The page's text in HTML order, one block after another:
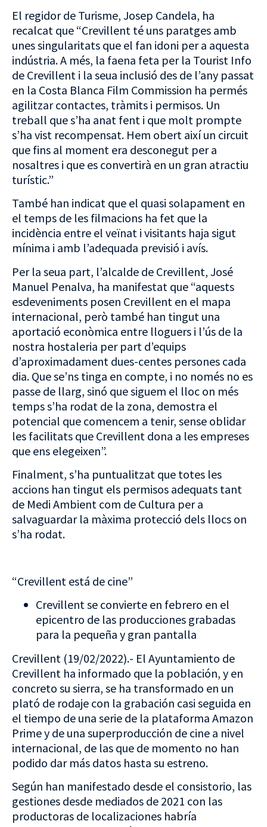
El regidor de Turisme, Josep Candela, ha
recalcat que “Crevillent té uns paratges amb
unes singularitats que el fan idoni per a aquesta
indústria. A més, la faena feta per la Tourist Info
de Crevillent i la seua inclusió des de l’any passat
en la Costa Blanca Film Commission ha permés
agilitzar contactes, tràmits i permisos. Un
treball que s’ha anat fent i que molt prompte
s’ha vist recompensat. Hem obert així un circuit
que fins al moment era desconegut per a
nosaltres i que es convertirà en un gran atractiu
turístic.”
També han indicat que el quasi solapament en
el temps de les filmacions ha fet que la
incidència entre el veïnat i visitants haja sigut
mínima i amb l’adequada previsió i avís.
Per la seua part, l’alcalde de Crevillent, José
Manuel Penalva, ha manifestat que “aquests
esdeveniments posen Crevillent en el mapa
internacional, però també han tingut una
aportació econòmica entre lloguers i l’ús de la
nostra hostaleria per part d’equips
d’aproximadament dues-centes persones cada
dia. Que se’ns tinga en compte, i no només no es
passe de llarg, sinó que siguem el lloc on més
temps s’ha rodat de la zona, demostra el
potencial que comencem a tenir, sense oblidar
les facilitats que Crevillent dona a les empreses
que ens elegeixen”.
Finalment, s’ha puntualitzat que totes les
accions han tingut els permisos adequats tant
de Medi Ambient com de Cultura per a
salvaguardar la màxima protecció dels llocs on
s’ha rodat.
“Crevillent está de cine”
Crevillent se convierte en febrero en el
epicentro de las producciones grabadas
para la pequeña y gran pantalla
Crevillent (19/02/2022).- El Ayuntamiento de
Crevillent ha informado que la población, y en
concreto su sierra, se ha transformado en un
plató de rodaje con la grabación casi seguida en
el tiempo de una serie de la plataforma Amazon
Primey de una superproducción de cine a nivel
internacional, de las que de momento no han
podido dar más datos hasta su estreno.
Según han manifestado desde el consistorio, las
gestiones desde mediados de 2021 con las
productoras de localizaciones habría